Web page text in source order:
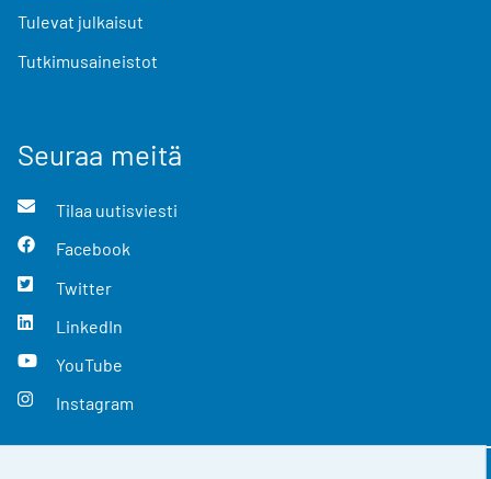
Tulevat julkaisut
Tutkimusaineistot
Seuraa meitä
Tilaa uutisviesti
Facebook
Twitter
LinkedIn
YouTube
Instagram